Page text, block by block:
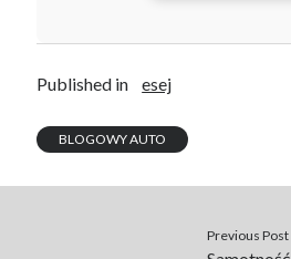
Published in esej
BLOGOWY AUTO
Previous Post